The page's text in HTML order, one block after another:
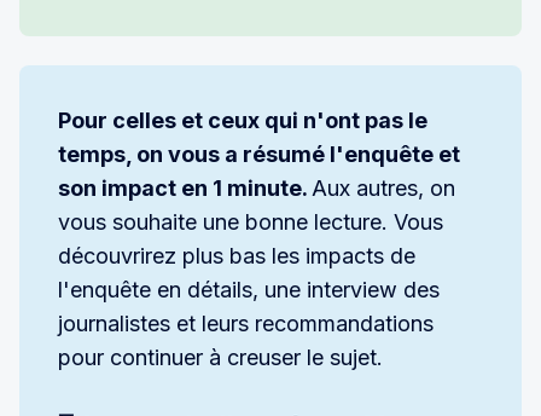
Pour celles et ceux qui n'ont pas le
temps, on vous a résumé l'enquête et
son impact en 1 minute. Aux autres, on
vous souhaite une bonne lecture. Vous
découvrirez plus bas les impacts de
l'enquête en détails, une interview des
journalistes et leurs recommandations
pour continuer à creuser le sujet.